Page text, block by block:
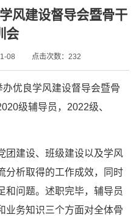
风建设督导会暨骨干
会
08 点击次数： 232
优良学风建设督导会暨骨
级辅导员，2022级、
团建设、班级建设以及学风
分析取得的工作成效，同时
和问题。述职完毕，辅导员
业务知识三个方面对全体骨